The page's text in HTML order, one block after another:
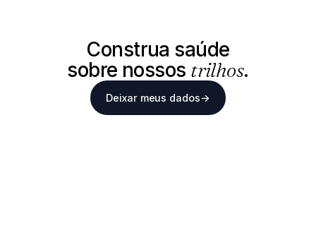
Construa saúde
sobre nossos trilhos.
Deixar meus dados→